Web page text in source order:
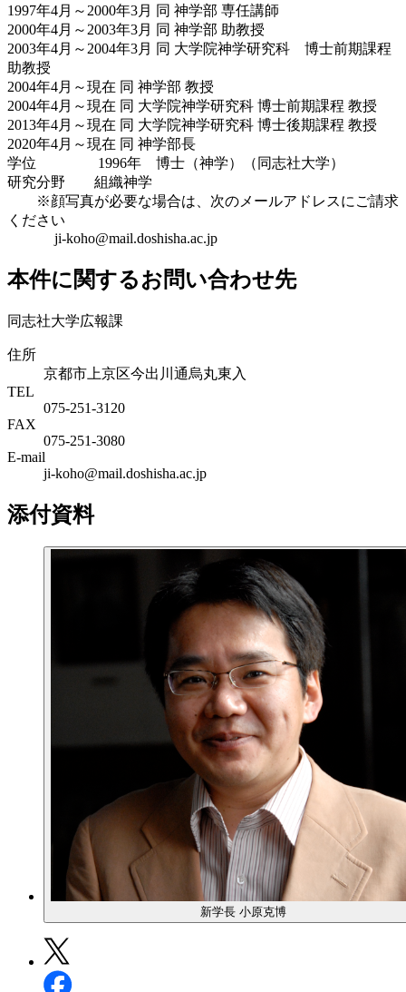
1997年4月～2000年3月 同 神学部 専任講師
2000年4月～2003年3月 同 神学部 助教授
2003年4月～2004年3月 同 大学院神学研究科 博士前期課程
助教授
2004年4月～現在 同 神学部 教授
2004年4月～現在 同 大学院神学研究科 博士前期課程 教授
2013年4月～現在 同 大学院神学研究科 博士後期課程 教授
2020年4月～現在 同 神学部長
学位 1996年 博士（神学）（同志社大学）
研究分野 組織神学
※顔写真が必要な場合は、次のメールアドレスにご請求
ください
ji-koho@mail.doshisha.ac.jp
本件に関するお問い合わせ先
同志社大学広報課
住所
京都市上京区今出川通烏丸東入
TEL
075-251-3120
FAX
075-251-3080
E-mail
ji-koho@mail.doshisha.ac.jp
添付資料
新学長 小原克博